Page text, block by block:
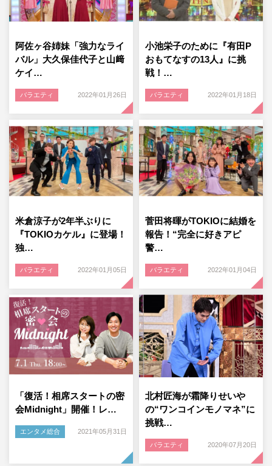
阿佐ヶ谷姉妹「強力なライ
バル」大久保佳代子と山﨑
ケイ…
バラエティ 2022年01月26日
小池栄子のために『有田P
おもてなすの13人』に挑
戦！…
バラエティ 2022年01月18日
米倉涼子が2年半ぶりに
『TOKIOカケル』に登場！
独…
バラエティ 2022年01月05日
菅田将暉がTOKIOに結婚を
報告！“完全に好きアピ
警…
バラエティ 2022年01月04日
「復活！相席スタートの密
会Midnight」開催！レ…
エンタメ総合 2021年05月31日
北村匠海が霜降りせいや
の“ワンコインモノマネ”に
挑戦…
バラエティ 2020年07月20日